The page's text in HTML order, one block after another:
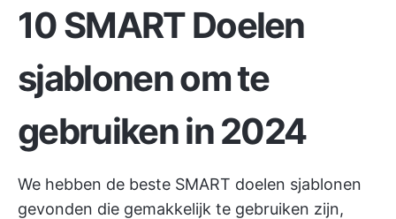
10 SMART Doelen
sjablonen om te
gebruiken in 2024
We hebben de beste SMART doelen sjablonen
gevonden die gemakkelijk te gebruiken zijn,